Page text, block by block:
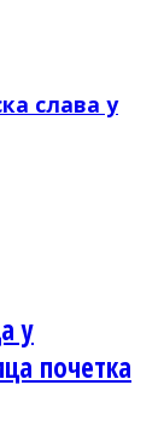
слава у
у
почетка